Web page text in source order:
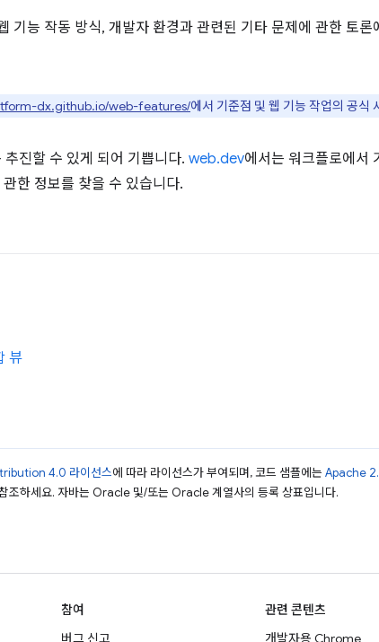
기능 작동 방식, 개발자 환경과 관련된 기타 문제에 관한 토론
dx.github.io/web-features/에서 기준점 및 웹 기능 작업의 공식
진할 수 있게 되어 기쁩니다. web.dev에서는 워크플로에서
한 정보를 찾을 수 있습니다.
뷰
4.0 라이선스에 따라 라이선스가 부여되며, 코드 샘플에는 Apache
조하세요. 자바는 Oracle 및/또는 Oracle 계열사의 등록 상표입니다.
참여
버그 신고
관련 콘텐츠
개발자용 Chrome